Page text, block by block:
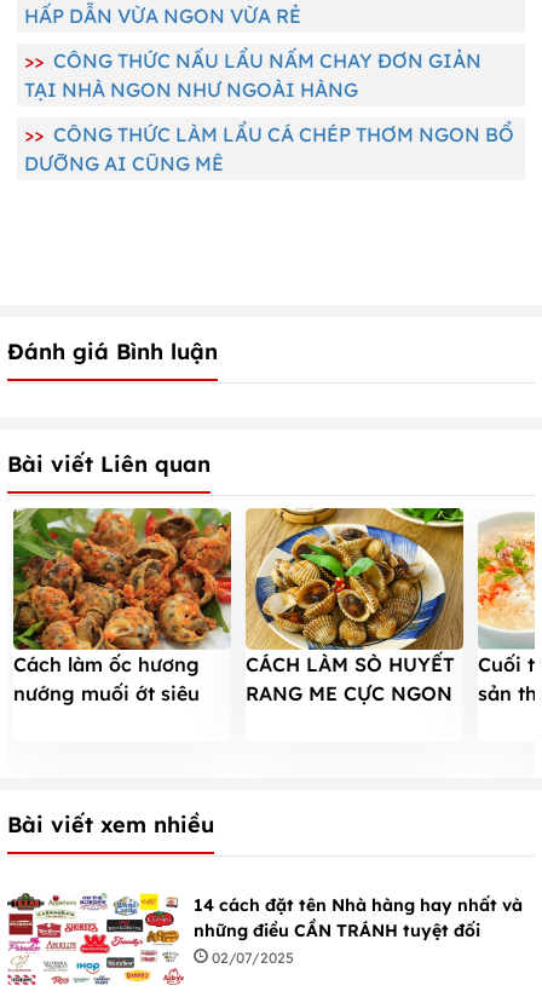
HẤP DẪN VỪA NGON VỪA RẺ
>> CÔNG THỨC NẤU LẨU NẤM CHAY ĐƠN GIẢN
TẠI NHÀ NGON NHƯ NGOÀI HÀNG
>> CÔNG THỨC LÀM LẨU CÁ CHÉP THƠM NGON BỔ
DƯỠNG AI CŨNG MÊ
Đánh giá Bình luận
Bài viết Liên quan
Cách làm ốc hương
nướng muối ớt siêu
CÁCH LÀM SÒ HUYẾT
RANG ME CỰC NGON
Cuối
sản
Bài viết xem nhiều
14 cách đặt tên Nhà hàng hay nhất và
những điều CẦN TRÁNH tuyệt đối
02/07/2025